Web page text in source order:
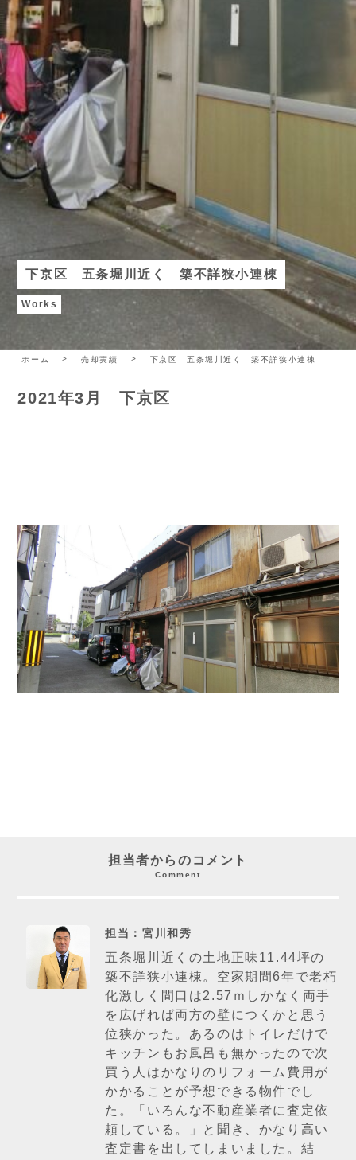
下京区 五条堀川近く 築不詳狭小連棟
Works
ホーム 売却実績 下京区 五条堀川近く 築不詳狭小連棟
2021年3月 下京区
担当者からのコメント
Comment
担当：宮川和秀
五条堀川近くの土地正味11.44坪の
築不詳狭小連棟。空家期間6年で老朽
化激しく間口は2.57ｍしかなく両手
を広げれば両方の壁につくかと思う
位狭かった。あるのはトイレだけで
キッチンもお風呂も無かったので次
買う人はかなりのリフォーム費用が
かかることが予想できる物件でし
た。「いろんな不動産業者に査定依
頼している。」と聞き、かなり高い
査定書を出してしまいました。結